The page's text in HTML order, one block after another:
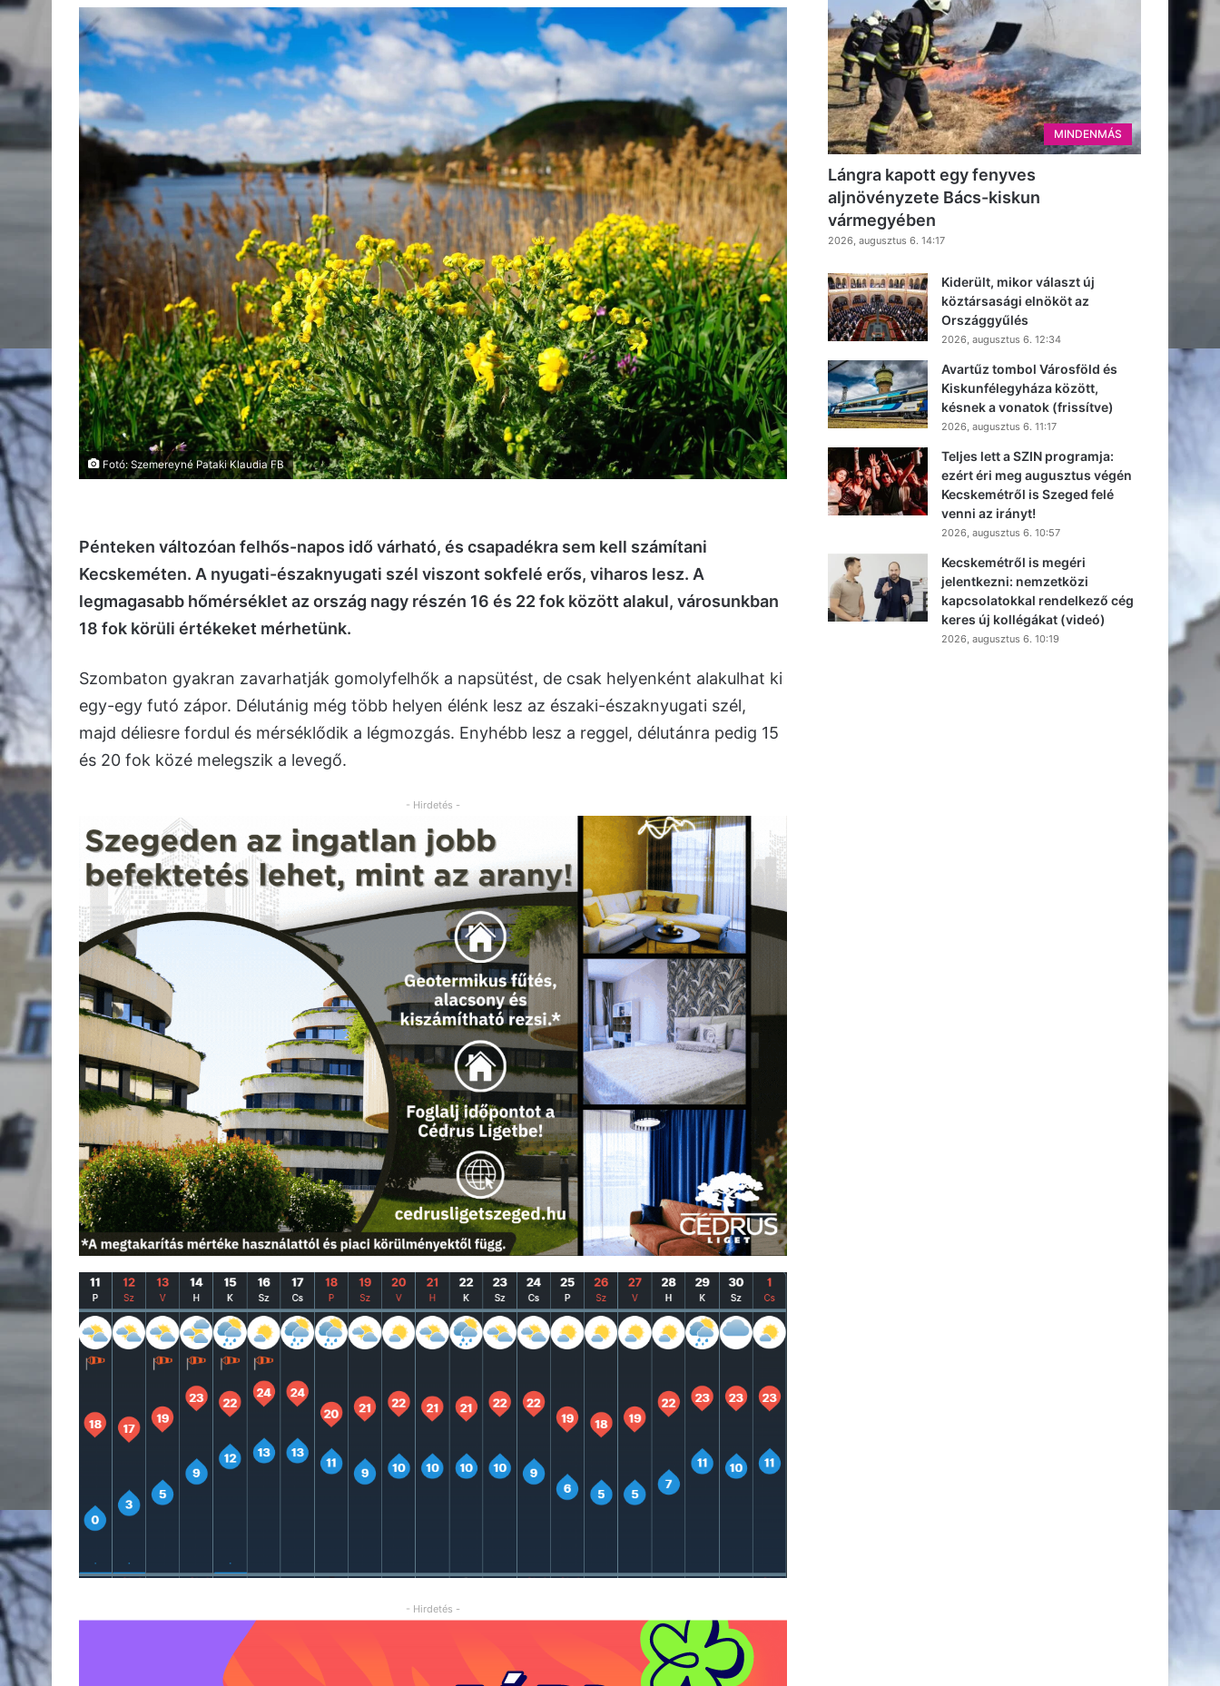
Fotó: Szemereyné Pataki Klaudia FB
Pénteken változóan felhős-napos idő várható, és csapadékra sem kell számítani
Kecskeméten. A nyugati-északnyugati szél viszont sokfelé erős, viharos lesz. A
legmagasabb hőmérséklet az ország nagy részén 16 és 22 fok között alakul, városunkban
18 fok körüli értékeket mérhetünk.
Szombaton gyakran zavarhatják gomolyfelhők a napsütést, de csak helyenként alakulhat ki
egy-egy futó zápor. Délutánig még több helyen élénk lesz az északi-északnyugati szél,
majd déliesre fordul és mérséklődik a légmozgás. Enyhébb lesz a reggel, délutánra pedig 15
és 20 fok közé melegszik a levegő.
- Hirdetés -
- Hirdetés -
MINDENMÁS
Lángra kapott egy fenyves
aljnövényzete Bács-kiskun
vármegyében
2026, augusztus 6. 14:17
Kiderült, mikor választ új
köztársasági elnököt az
Országgyűlés
2026, augusztus 6. 12:34
Avartűz tombol Városföld és
Kiskunfélegyháza között,
késnek a vonatok (frissítve)
2026, augusztus 6. 11:17
Teljes lett a SZIN programja:
ezért éri meg augusztus végén
Kecskemétről is Szeged felé
venni az irányt!
2026, augusztus 6. 10:57
Kecskemétről is megéri
jelentkezni: nemzetközi
kapcsolatokkal rendelkező cég
keres új kollégákat (videó)
2026, augusztus 6. 10:19